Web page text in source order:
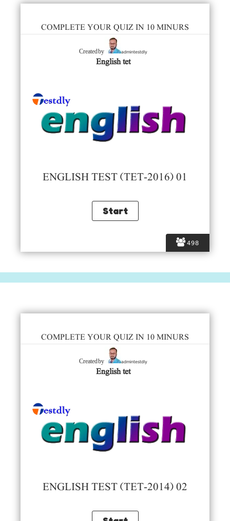
498
COMPLETE YOUR QUIZ IN 10 MINURS
Created by admintestdly
English tet
ENGLISH TEST (TET-2016) 01
COMPLETE YOUR QUIZ IN 10 MINURS
Created by admintestdly
English tet
ENGLISH TEST (TET-2014) 02